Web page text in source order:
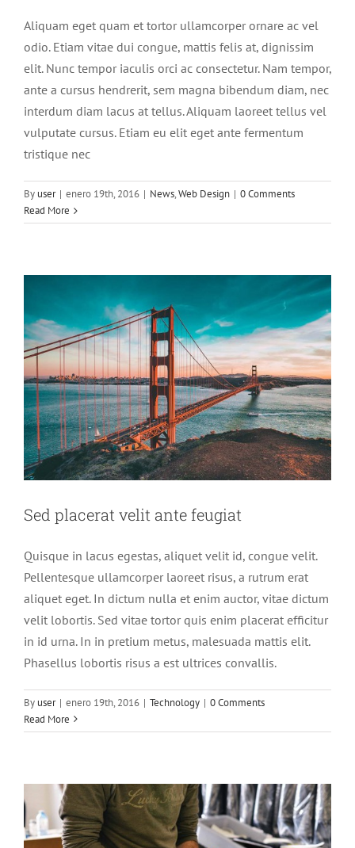
Aliquam eget quam et tortor ullamcorper ornare ac vel
odio. Etiam vitae dui congue, mattis felis at, dignissim
elit. Nunc tempor iaculis orci ac consectetur. Nam tempor,
ante a cursus hendrerit, sem magna bibendum diam, nec
interdum diam lacus at tellus. Aliquam laoreet tellus vel
vulputate cursus. Etiam eu elit eget ante fermentum
tristique nec
By user | enero 19th, 2016 | News,Web Design | 0 Comments
Read More
Sed placerat velit ante feugiat
Sed placerat velit ante feugiat
Quisque in lacus egestas, aliquet velit id, congue velit.
Pellentesque ullamcorper laoreet risus, a rutrum erat
aliquet eget. In dictum nulla et enim auctor, vitae dictum
velit lobortis. Sed vitae tortor quis enim placerat efficitur
in id urna. In in pretium metus, malesuada mattis elit.
Phasellus lobortis risus a est ultrices convallis.
By user | enero 19th, 2016 | Technology | 0 Comments
Read More
molest aculis